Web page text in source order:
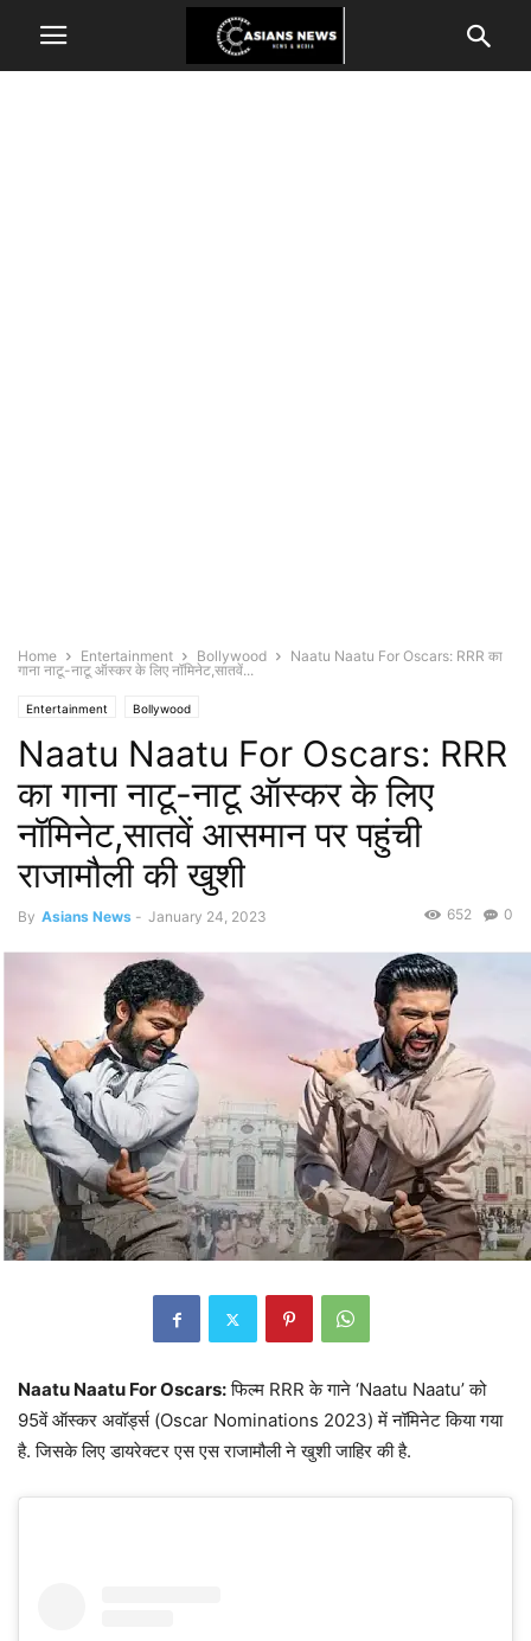
Home Entertainment Bollywood
Naatu Naatu For Oscars: RRR का
गाना नाटू-नाटू ऑस्कर के लिए नॉमिनेट,सातवें...
Entertainment Bollywood
Naatu Naatu For Oscars: RRR
का गाना नाटू-नाटू ऑस्कर के लिए
नॉमिनेट,सातवें आसमान पर पहुंची
राजामौली की खुशी
By Asians News - January 24, 2023 0
652
Naatu Naatu For Oscars:फिल्म RRR के गाने ‘Naatu Naatu’ को
95वें ऑस्कर अवॉर्ड्स (Oscar Nominations 2023) में नॉमिनेट किया गया
है. जिसके लिए डायरेक्टर एस एस राजामौली ने खुशी जाहिर की है.